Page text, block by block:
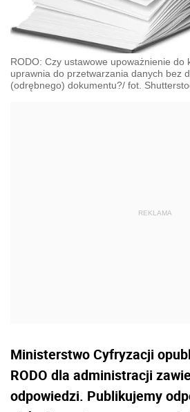
RODO: Czy ustawowe upoważnienie do
uprawnia do przetwarzania danych bez
(odrębnego) dokumentu?/ fot.
Ministerstwo Cyfryzacji
RODO dla administracji
odpowiedzi. Publikujemy